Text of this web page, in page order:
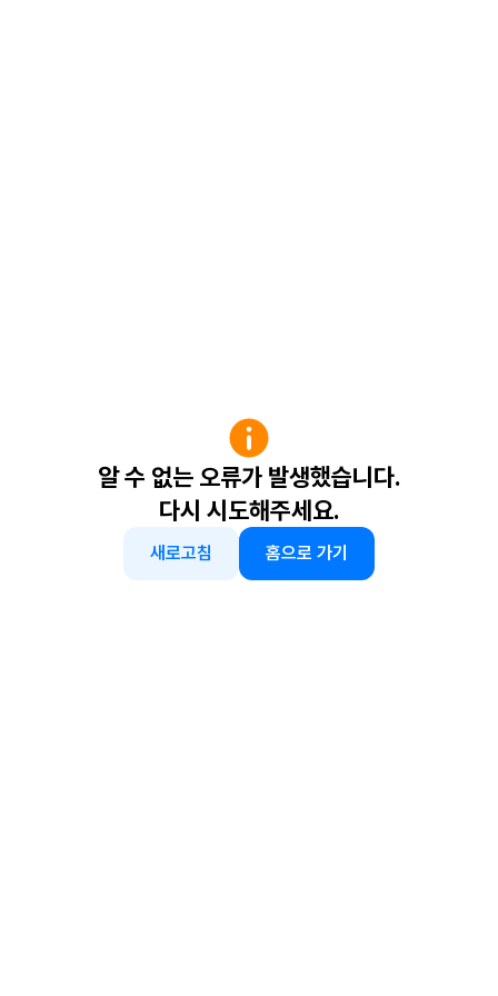
알 수 없는 오류가 발생했습니다.
다시 시도해주세요.
새로고침 홈으로 가기